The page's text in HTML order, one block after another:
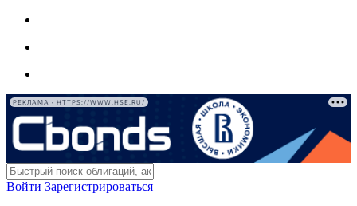
РЕКЛАМА • HTTPS://WWW.HSE.RU/
Войти Зарегистрироваться